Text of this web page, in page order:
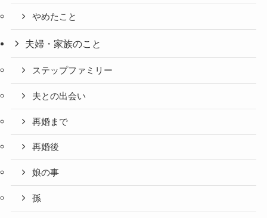
やめたこと
夫婦・家族のこと
ステップファミリー
夫との出会い
再婚まで
再婚後
娘の事
孫